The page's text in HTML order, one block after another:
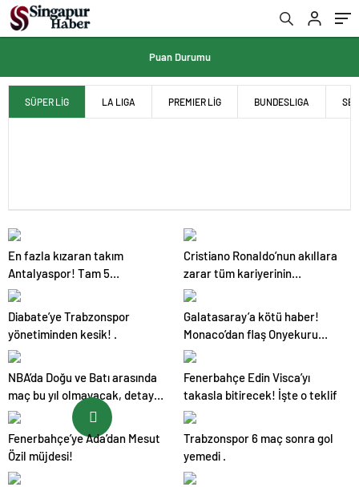
Puan Durumu
SÜPER LİG LA LIGA PREMIER LİG BUNDESLIGA
En fazla kızaran takım
Antalyaspor! Tam 5
futbolcu….
Cristiano Ronaldo’nun akıllara
zarar tüm kariyerinin
istatistiğini çıkardık !
Diabate’ye Trabzonspor
yönetiminden kesik! .
Galatasaray’a kötü haber!
Monaco’dan flaş Onyekuru
kararı.
NBA’da Doğu ve Batı arasında
maç bu yıl olmayacak, detay
haberimizde.
Fenerbahçe Edin Visca’yı
takasla bitirecek! İşte o teklif
Fenerbahçe’ye Ada’dan Mesut
Özil müjdesi!
Trabzonspor 6 maç sonra gol
yemedi .